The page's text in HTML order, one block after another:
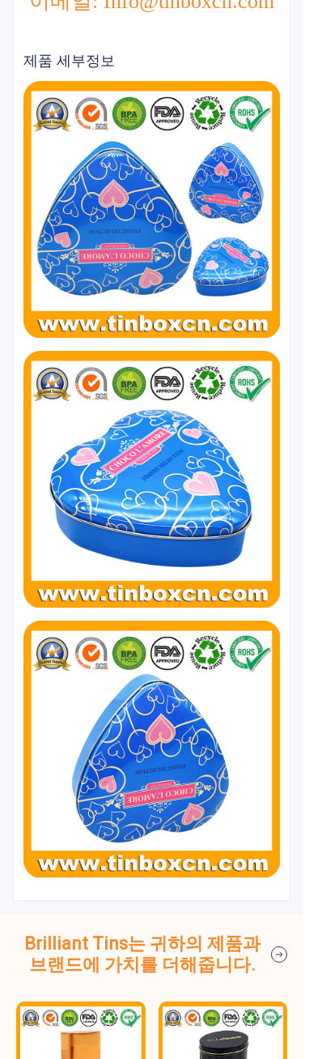
제품 세부정보
Brilliant Tins는 귀하의 제품과
브랜드에 가치를 더해줍니다.